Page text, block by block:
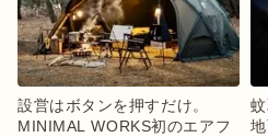
設営はボタンを押すだけ。
MINIMAL WORKS初のエアフ